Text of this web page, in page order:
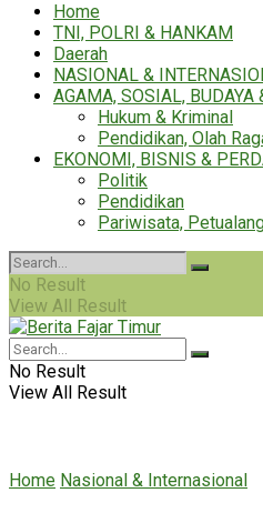
Home
TNI, POLRI & HANKAM
Daerah
NASIONAL &
AGAMA, SOSIAL, BUDAYA
Hukum & Kriminal
Pendidikan, Olah
EKONOMI, BISNIS &
Politik
Pendidikan
Pariwisata,
No Result
View All Result
No Result
View All Result
Home Nasional & Internasional